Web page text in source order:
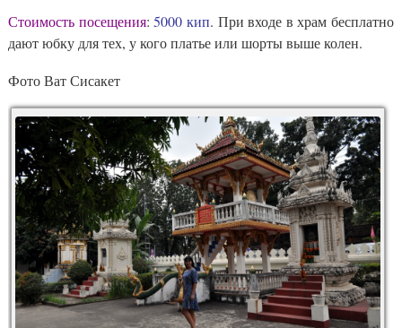
Стоимость посещения:5000 кип. При входе в храм бесплатно
дают юбку для тех, у кого платье или шорты выше колен.
Фото Ват Сисакет